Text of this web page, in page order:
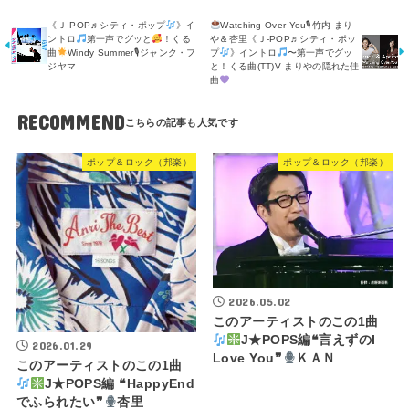
《Ｊ-POP♬シティ・ポップ
》イ
ントロ
第一声でグッと
！くる
曲
Windy Summer🎙ジャンク・フ
ジヤマ
Watching Over You🎙竹内 まり
や＆杏里《Ｊ-POP♬シティ・ポッ
プ
》イントロ
〜第一声でグッ
と！くる曲(TT)V まりやの隠れた佳
曲
RECOMMEND
ポップ＆ロック（邦楽）
2026.01.29
このアーティストのこの1曲
J★POPS編 ❝HappyEnd
でふられたい❞
杏里
ポップ＆ロック（邦楽）
2026.05.02
このアーティストのこの1曲
J★POPS編❝言えずのI
Love You❞
ＫＡＮ